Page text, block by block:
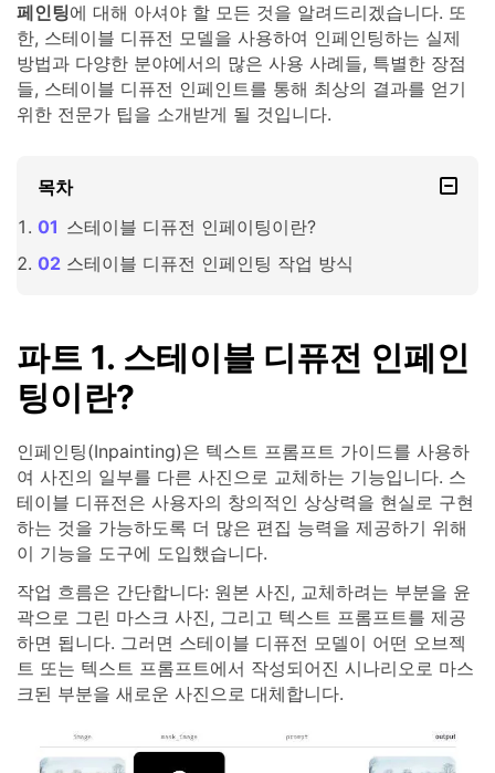
페인팅에 대해 아셔야 할 모든 것을 알려드리겠습니다. 또
한, 스테이블 디퓨전 모델을 사용하여 인페인팅하는 실제
방법과 다양한 분야에서의 많은 사용 사례들, 특별한 장점
들, 스테이블 디퓨전 인페인트를 통해 최상의 결과를 얻기
위한 전문가 팁을 소개받게 될 것입니다.
목차
스테이블 디퓨전 인페이팅이란?
스테이블 디퓨전 인페인팅 작업 방식
파트 1. 스테이블 디퓨전 인페인
팅이란?
인페인팅(Inpainting)은 텍스트 프롬프트 가이드를 사용하
여 사진의 일부를 다른 사진으로 교체하는 기능입니다. 스
테이블 디퓨전은 사용자의 창의적인 상상력을 현실로 구현
하는 것을 가능하도록 더 많은 편집 능력을 제공하기 위해
이 기능을 도구에 도입했습니다.
작업 흐름은 간단합니다: 원본 사진, 교체하려는 부분을 윤
곽으로 그린 마스크 사진, 그리고 텍스트 프롬프트를 제공
하면 됩니다. 그러면 스테이블 디퓨전 모델이 어떤 오브젝
트 또는 텍스트 프롬프트에서 작성되어진 시나리오로 마스
크된 부분을 새로운 사진으로 대체합니다.